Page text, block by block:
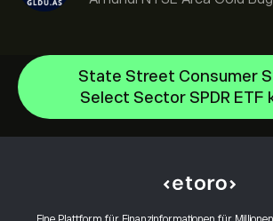
State Street Consumer
Select Sector SPDR ETF
iShares TIPS 0-5 UCITS ETF
SS SPDR S&P 500 UCITS ETF
Hilfezentrum
Wie funktioniert CopyTrading
Warum eToro wählen